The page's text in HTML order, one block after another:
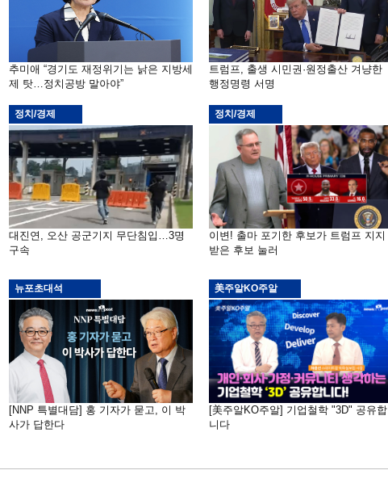
추미애 “경기도 재정위기는 낡은 지방세
제 탓…정치공방 말아야”
트럼프, 출생 시민권·원정출산 겨냥한
행정명령 서명
정치/경제
대진연, 오산 공군기지 무단침입…3명
구속
정치/경제
이변! 출마 포기한 후보가 트럼프 지지
받은 후보 눌러
뉴포초대석
[NNP 특별대담] 홍 기자가 묻고, 이 박
사가 답한다
美주알KO주알
[美주알KO주알] 기업철학 "3D" 공유합
니다